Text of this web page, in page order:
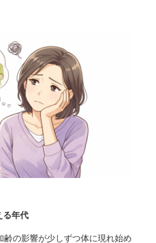
る年代
の影響が少しずつ体に現れ始め